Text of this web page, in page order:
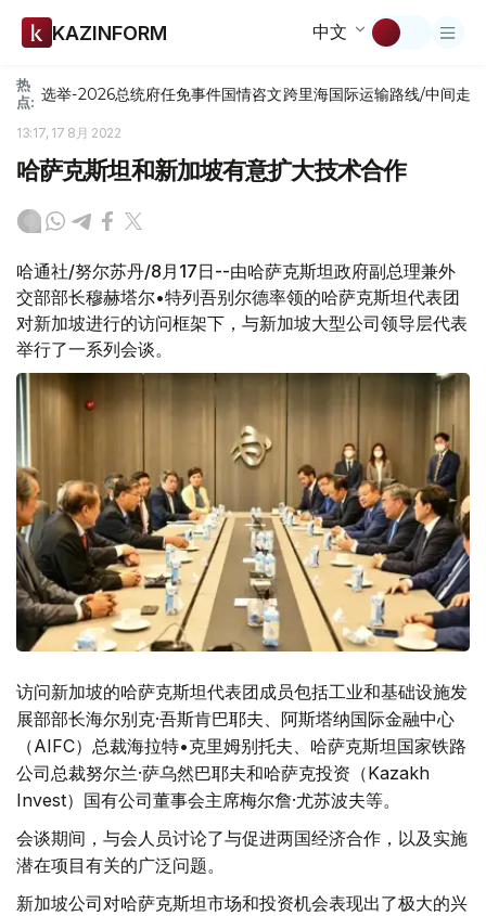
KAZINFORM 中文
热
点: 选举-2026总统府任免事件国情咨文跨里海国际运输路线/中间走廊
13:17, 17 8月 2022
哈萨克斯坦和新加坡有意扩大技术合作
哈通社/努尔苏丹/8月17日--由哈萨克斯坦政府副总理兼外
交部部长穆赫塔尔•特列吾别尔德率领的哈萨克斯坦代表团
对新加坡进行的访问框架下，与新加坡大型公司领导层代表
举行了一系列会谈。
访问新加坡的哈萨克斯坦代表团成员包括工业和基础设施发
展部部长海尔别克·吾斯肯巴耶夫、阿斯塔纳国际金融中心
（AIFC）总裁海拉特•克里姆别托夫、哈萨克斯坦国家铁路
公司总裁努尔兰·萨乌然巴耶夫和哈萨克投资（Kazakh
Invest）国有公司董事会主席梅尔詹·尤苏波夫等。
会谈期间，与会人员讨论了与促进两国经济合作，以及实施
潜在项目有关的广泛问题。
新加坡公司对哈萨克斯坦市场和投资机会表现出了极大的兴